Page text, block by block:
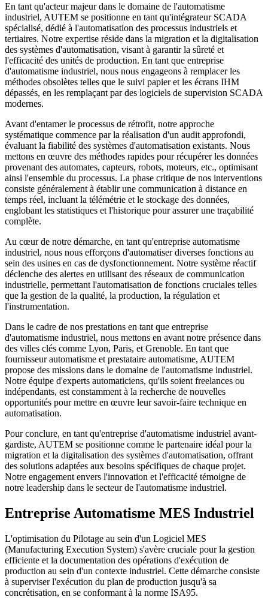
En tant qu'acteur majeur dans le domaine de l'automatisme
industriel, AUTEM se positionne en tant qu'intégrateur SCADA
spécialisé, dédié à l'automatisation des processus industriels et
tertiaires. Notre expertise réside dans la migration et la digitalisation
des systèmes d'automatisation, visant à garantir la sûreté et
l'efficacité des unités de production. En tant que entreprise
d'automatisme industriel, nous nous engageons à remplacer les
méthodes obsolètes telles que le suivi papier et les écrans IHM
dépassés, en les remplaçant par des logiciels de supervision SCADA
modernes.
Avant d'entamer le processus de rétrofit, notre approche
systématique commence par la réalisation d'un audit approfondi,
évaluant la fiabilité des systèmes d'automatisation existants. Nous
mettons en œuvre des méthodes rapides pour récupérer les données
provenant des automates, capteurs, robots, moteurs, etc., optimisant
ainsi l'ensemble du processus. La phase critique de nos interventions
consiste généralement à établir une communication à distance en
temps réel, incluant la télémétrie et le stockage des données,
englobant les statistiques et l'historique pour assurer une traçabilité
complète.
Au cœur de notre démarche, en tant qu'entreprise automatisme
industriel, nous nous efforçons d'automatiser diverses fonctions au
sein des usines en cas de dysfonctionnement. Notre système réactif
déclenche des alertes en utilisant des réseaux de communication
industrielle, permettant l'automatisation de fonctions cruciales telles
que la gestion de la qualité, la production, la régulation et
l'instrumentation.
Dans le cadre de nos prestations en tant que entreprise
d'automatisme industriel, nous mettons en avant notre présence dans
des villes clés comme Lyon, Paris, et Grenoble. En tant que
fournisseur automatisme et prestataire automatisme, AUTEM
propose des missions dans le domaine de l'automatisme industriel.
Notre équipe d'experts automaticiens, qu'ils soient freelances ou
indépendants, est constamment à la recherche de nouvelles
opportunités pour mettre en œuvre leur savoir-faire technique en
automatisation.
Pour conclure, en tant qu'entreprise d'automatisme industriel avant-
gardiste, AUTEM se positionne comme le partenaire idéal pour la
migration et la digitalisation des systèmes d'automatisation, offrant
des solutions adaptées aux besoins spécifiques de chaque projet.
Notre engagement envers l'innovation et l'efficacité témoigne de
notre leadership dans le secteur de l'automatisme industriel.
Entreprise Automatisme MES Industriel
L'optimisation du Pilotage au sein d'un Logiciel MES
(Manufacturing Execution System) s'avère cruciale pour la gestion
efficiente et la documentation des opérations d'exécution de
production au sein d'un contexte industriel. Cette démarche consiste
à superviser l'exécution du plan de production jusqu'à sa
concrétisation, en se conformant à la norme ISA95.